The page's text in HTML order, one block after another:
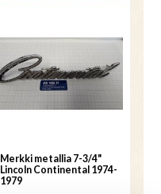
Merkki metallia 7-3/4"
Lincoln Continental 1974-
1979